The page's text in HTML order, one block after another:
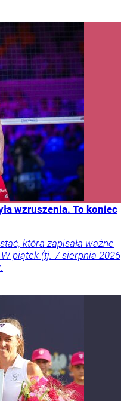
wzruszenia. To koniec
która zapisała ważne
piątek (tj. 7 sierpnia 2026